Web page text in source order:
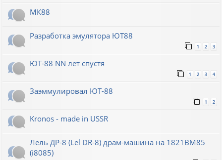
МК88
Разработка эмулятора ЮТ88
1 2 3
ЮТ-88 NN лет спустя
1 2 3 4
Заэммулировал ЮТ-88
1 2
Kronos - made in USSR
Лель ДР-8 (Lel DR-8) драм-машина на 1821ВМ85
(i8085)